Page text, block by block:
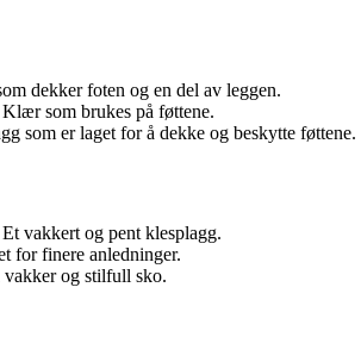
dekker foten og en del av leggen.
Klær som brukes på føttene.
som er laget for å dekke og beskytte føttene.
Et vakkert og pent klesplagg.
for finere anledninger.
vakker og stilfull sko.